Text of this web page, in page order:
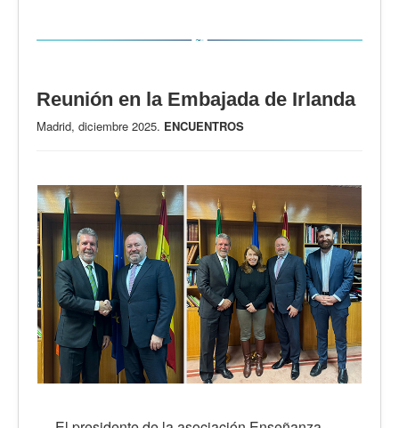
Reunión en la Embajada de Irlanda
Madrid, diciembre 2025. ENCUENTROS